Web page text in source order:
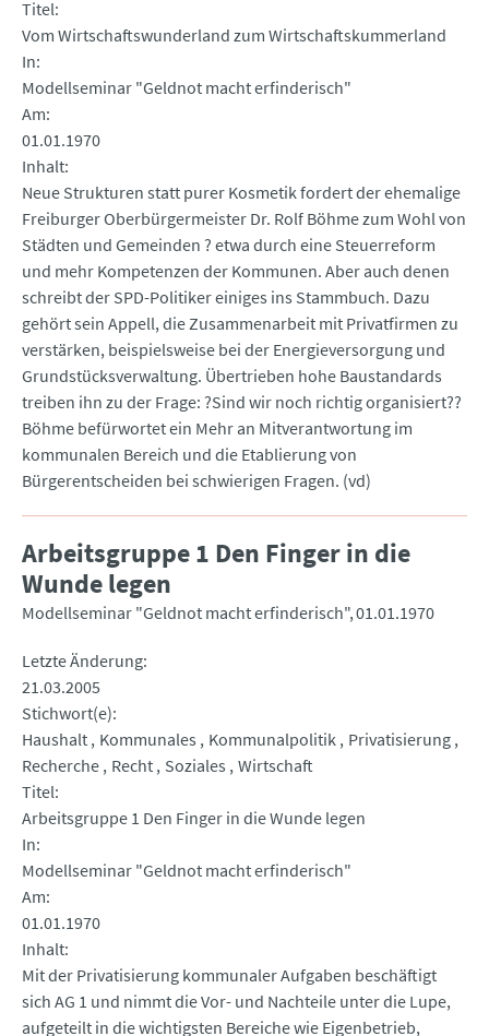
Titel
Vom Wirtschaftswunderland zum Wirtschaftskummerland
In
Modellseminar "Geldnot macht erfinderisch"
Am
01.01.1970
Inhalt
Neue Strukturen statt purer Kosmetik fordert der ehemalige
Freiburger Oberbürgermeister Dr. Rolf Böhme zum Wohl von
Städten und Gemeinden ? etwa durch eine Steuerreform
und mehr Kompetenzen der Kommunen. Aber auch denen
schreibt der SPD-Politiker einiges ins Stammbuch. Dazu
gehört sein Appell, die Zusammenarbeit mit Privatfirmen zu
verstärken, beispielsweise bei der Energieversorgung und
Grundstücksverwaltung. Übertrieben hohe Baustandards
treiben ihn zu der Frage: ?Sind wir noch richtig organisiert??
Böhme befürwortet ein Mehr an Mitverantwortung im
kommunalen Bereich und die Etablierung von
Bürgerentscheiden bei schwierigen Fragen. (vd)
Arbeitsgruppe 1 Den Finger in die
Wunde legen
Modellseminar "Geldnot macht erfinderisch" 01.01.1970
Letzte Änderung
21.03.2005
Stichwort(e)
Haushalt Kommunales Kommunalpolitik Privatisierung
Recherche Recht Soziales Wirtschaft
Titel
Arbeitsgruppe 1 Den Finger in die Wunde legen
In
Modellseminar "Geldnot macht erfinderisch"
Am
01.01.1970
Inhalt
Mit der Privatisierung kommunaler Aufgaben beschäftigt
sich AG 1 und nimmt die Vor- und Nachteile unter die Lupe,
aufgeteilt in die wichtigsten Bereiche wie Eigenbetrieb,